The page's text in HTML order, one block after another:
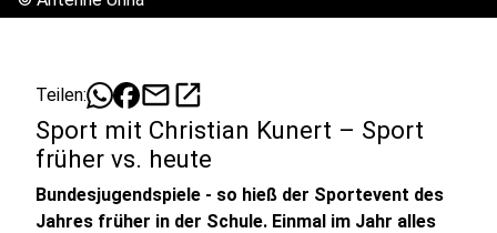
Teilen: mailopen_in_new
Sport mit Christian Kunert – Sport
früher vs. heute
Bundesjugendspiele - so hieß der Sportevent des
Jahres früher in der Schule. Einmal im Jahr alles